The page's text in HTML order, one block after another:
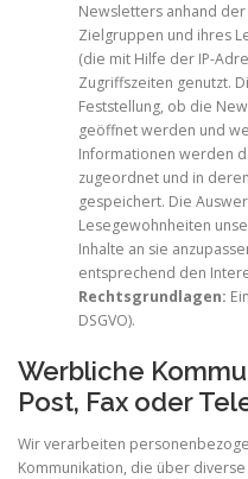
Newsletters anhand
Zielgruppen und ihres
(die mit Hilfe der IP-
Zugriffszeiten genutzt.
Feststellung, ob die
geöffnet werden und
Informationen werden
zugeordnet und in
gespeichert. Die
Lesegewohnheiten
Inhalte an sie
entsprechend den
Rechtsgrundlagen:
DSGVO).
Werbliche
Post, Fax oder
Wir verarbeiten
Kommunikation, die über diverse